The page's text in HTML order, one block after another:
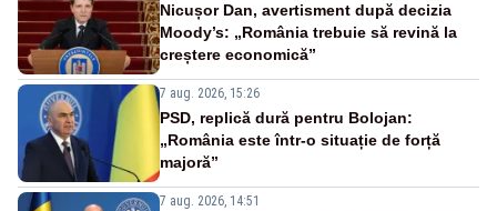
Nicușor Dan, avertisment după decizia
Moody’s: „România trebuie să revină la
creștere economică”
7 aug. 2026, 15:26
PSD, replică dură pentru Bolojan:
„România este într-o situație de forță
majoră”
7 aug. 2026, 14:51